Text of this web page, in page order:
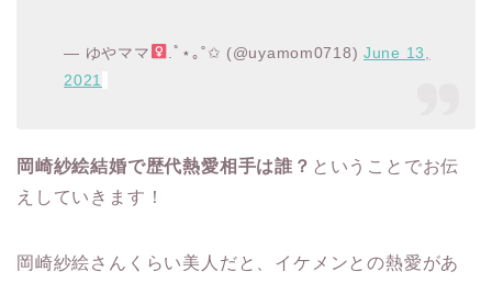
— ゆやママ‍ .ﾟ⋆｡˚✩ (@uyamom0718)June 13,
2021
岡崎紗絵結婚で歴代熱愛相手は誰？ ということでお伝
えしていきます！
岡崎紗絵さんくらい美人だと、イケメンとの熱愛があ